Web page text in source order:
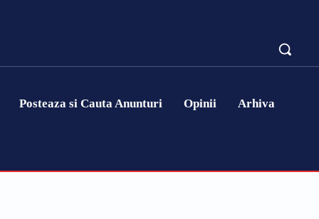
Posteaza si Cauta Anunturi Opinii Arhiva